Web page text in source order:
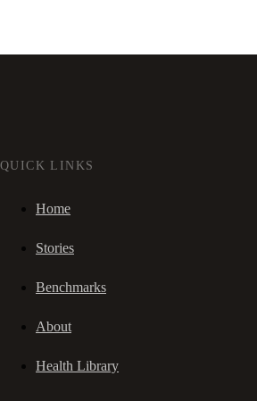
QUICK LINKS
Home
Stories
Benchmarks
About
Health Library